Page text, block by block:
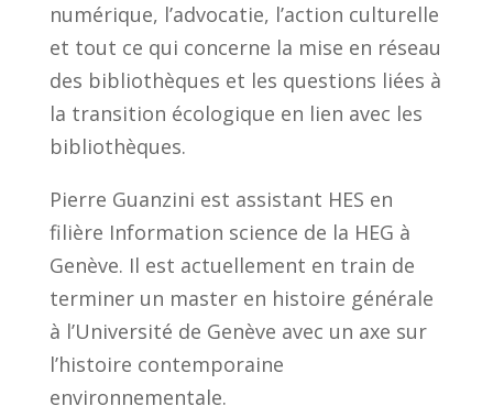
numérique, l’advocatie, l’action culturelle
et tout ce qui concerne la mise en réseau
des bibliothèques et les questions liées à
la transition écologique en lien avec les
bibliothèques.
Pierre Guanzini est assistant HES en
filière Information science de la HEG à
Genève. Il est actuellement en train de
terminer un master en histoire générale
à l’Université de Genève avec un axe sur
l’histoire contemporaine
environnementale.